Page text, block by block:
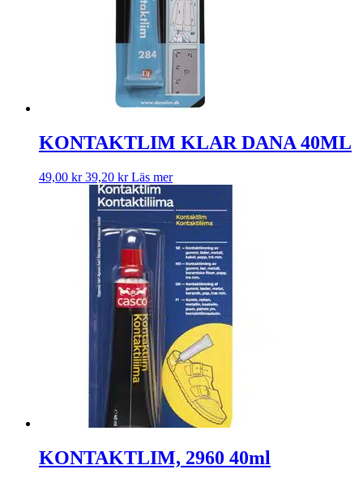
KONTAKTLIM KLAR DANA 40ML
49,00 kr 39,20 kr Läs mer
KONTAKTLIM, 2960 40ml